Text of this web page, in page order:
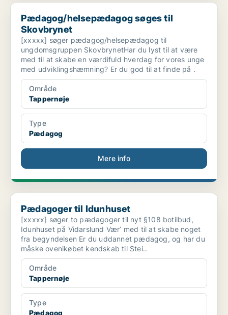
Pædagog/helsepædagog søges til Skovbrynet
Pædagog/helsepædagog søges til
Skovbrynet
[xxxxx] søger pædagog/helsepædagog til
ungdomsgruppen SkovbrynetHar du lyst til at være
med til at skabe en værdifuld hverdag for vores unge
med udviklingshæmning? Er du god til at finde på .
Område
Tappernøje
Type
Pædagog
Mere info
Pædagoger til Idunhuset
Pædagoger til Idunhuset
[xxxxx] søger to pædagoger til nyt §108 botilbud,
Idunhuset på Vidarslund Vær’ med til at skabe noget
fra begyndelsen Er du uddannet pædagog, og har du
måske ovenikøbet kendskab til Stei..
Område
Tappernøje
Type
Pædagog